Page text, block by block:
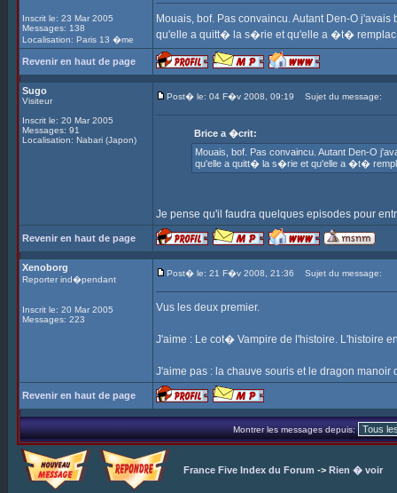
Inscrit le: 23 Mar 2005
Messages: 138
Localisation: Paris 13 �me
Mouais, bof. Pas convaincu. Autant Den-O
qu'elle a quitt� la s�rie et qu'elle a �t�
Revenir en haut de page
Sugo
Visiteur
Inscrit le: 20 Mar 2005
Messages: 91
Localisation: Nabari (Japon)
Post� le: 04 F�v 2008, 09:19 Sujet du message:
Brice a �crit:
Mouais, bof. Pas convaincu. Autant Den-O
qu'elle a quitt� la s�rie et qu'elle a �t�
Je pense qu'il faudra quelques episodes pour
Revenir en haut de page
Xenoborg
Reporter ind�pendant
Inscrit le: 20 Mar 2005
Messages: 223
Post� le: 21 F�v 2008, 21:36 Sujet du message:
Vus les deux premier.
J'aime : Le cot� Vampire de l'histoire. L'histoire
J'aime pas : la chauve souris et le dragon manoir
Revenir en haut de page
Montrer les messages depuis:
France Five Index du Forum -> Rien � voir